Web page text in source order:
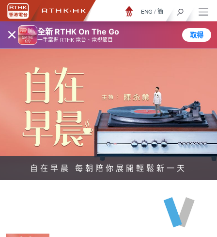
× 全新 RTHK On The Go
一手掌握 RTHK 電台、電視節目
取得
ENG / 簡
自在早晨 每朝陪你展開輕鬆新一天